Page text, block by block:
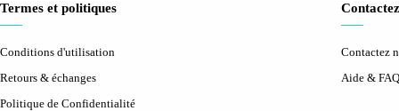
Termes et politiques
Conditions d'utilisation
Retours & échanges
Politique de Confidentialité
Contactez
Aide & FAQ